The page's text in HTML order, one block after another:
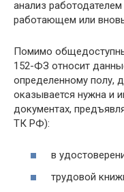
анализ
работающем или
Помимо
152-ФЗ относит
определенному полу,
оказывается нужна и
документах,
ТК РФ):
в
трудовой